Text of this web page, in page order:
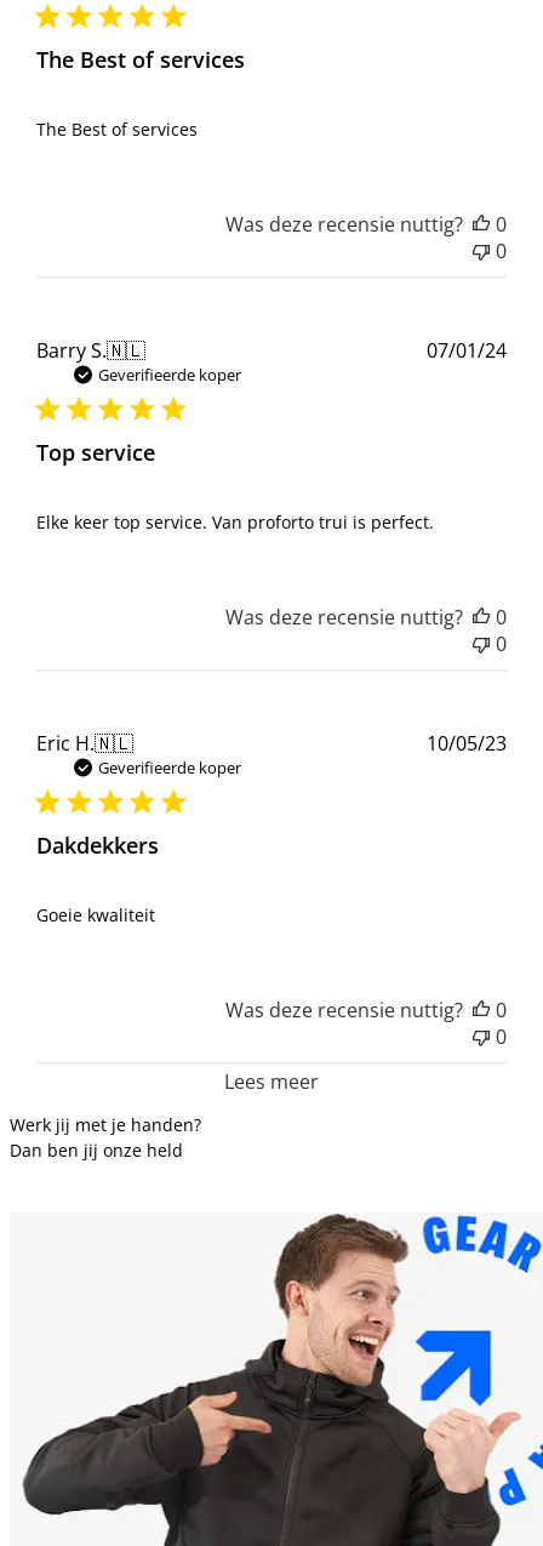
The Best of services
The Best of services
Was deze recensie nuttig?
0
0
Barry S.🇳🇱
Geverifieerde koper
Top service
Elke keer top service. Van proforto trui is perfect.
07/01/24
Was deze recensie nuttig?
0
0
Eric H.🇳🇱
Geverifieerde koper
Dakdekkers
Goeie kwaliteit
10/05/23
Was deze recensie nuttig?
0
0
Lees meer
Werk jij met je handen?
Dan ben jij onze held